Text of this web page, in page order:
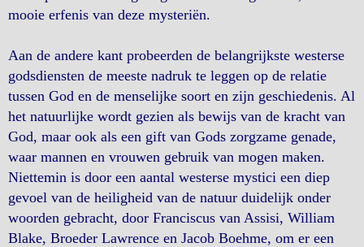
mooie erfenis van deze mysteriën.
Aan de andere kant probeerden de belangrijkste westerse
godsdiensten de meeste nadruk te leggen op de relatie
tussen God en de menselijke soort en zijn geschiedenis. Al
het natuurlijke wordt gezien als bewijs van de kracht van
God, maar ook als een gift van Gods zorgzame genade,
waar mannen en vrouwen gebruik van mogen maken.
Niettemin is door een aantal westerse mystici een diep
gevoel van de heiligheid van de natuur duidelijk onder
woorden gebracht, door Franciscus van Assisi, William
Blake, Broeder Lawrence en Jacob Boehme, om er een